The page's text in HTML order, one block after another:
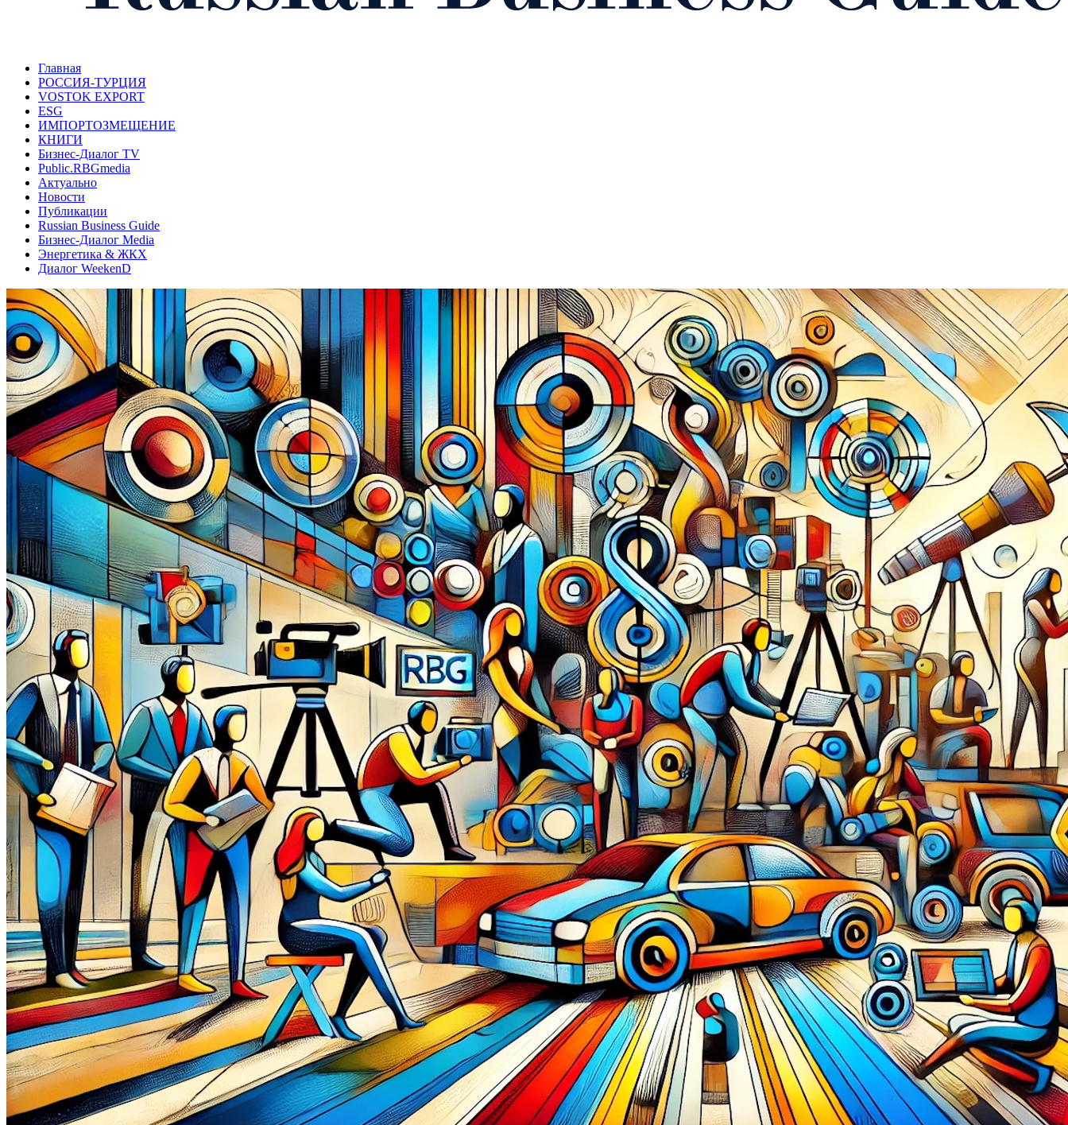
Главная
РОССИЯ-ТУРЦИЯ
VOSTOK EXPORT
ESG
ИМПОРТОЗМЕЩЕНИЕ
КНИГИ
Бизнес-Диалог TV
Public.RBGmedia
Актуально
Новости
Публикации
Russian Business Guide
Бизнес-Диалог Media
Энергетика & ЖКХ
Диалог WeekenD